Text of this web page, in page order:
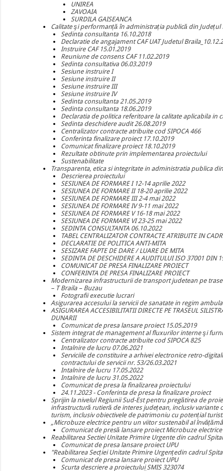
UNIREA
ZAVOAIA
SURDILA GAISEANCA
Calitate şi performanță în administrația publică din Județul
Sedinta consultanta 16.10.2018
Declaratie de angajament CAF UAT Judetul
Instruire CAF 15.01.2019
Reuniune de consens CAF 11.02.2019
Sedinta consultativa 06.03.2019
Sesiune instruire I
Sesiune instruire II
Sesiune instruire III
Sesiune instruire IV
Sedinta consultanta 21.05.2019
Sedinta consultanta 18.06.2019
Declaratia de politica referitoare la calitate aplicabila in
Sedinta deschidere audit 26.08.2019
Centralizator contracte atribuite cod SIPOCA 466
Conferinta finalizare proiect 17.10.2019
Comunicat finalizare proiect 18.10.2019
Rezultate obtinute prin implementarea proiectului
Sustenabilitate
Transparenta, etica si integritate in administratia publica
Descrierea proiectului
SESIUNEA DE FORMARE I 12-14 aprilie 2022
SESIUNEA DE FORMARE II 18-20 aprilie 2022
SESIUNEA DE FORMARE III 2-4 mai 2022
SESIUNEA DE FORMARE IV 9-11 mai 2022
SESIUNEA DE FORMARE V 16-18 mai 2022
SESIUNEA DE FORMARE VI 23-25 mai 2022
SEDINTA CONSULTANTA 06.10.2022
TABEL CENTRALIZATOR CONTRACTE ATRIBUITE IN
DECLARATIE DE POLITICA ANTI-MITA
SESIZARE FAPTE DE DARE / LUARE DE MITA
SEDINTA DE DESCHIDERE A AUDITULUI ISO 37001 DIN
COMUNICAT DE PRESA FINALIZARE PROIECT
CONFERINTA DE PRESA FINALIZARE PROIECT
Modernizarea infrastructurii de transport judetean pe
– T Braila – Buzau
Fotografii executie lucrari
Asigurarea accesului la servicii de sanatate in regim
ASIGURAREA ACCESIBILITATII DIRECTE PE TRASEUL
DUNARII
Comunicat de presa lansare proiect 15.05.2019
Sistem integrat de management al fluxurilor interne şi
Centralizator contracte atribuite cod SIPOCA 825
Intalnire de lucru 07.06.2021
Serviciile de constituire a arhivei electronice retro-
contractului de servicii nr. 53/26.03.2021
Intalnire de lucru 17.05.2022
Intalnire de lucru 31.05.2022
Comunicat de presa la finalizarea proiectului
24.11.2023 - Conferinta de presa la finalizare proiect
Sprijin la nivelul Regiunii Sud-Est pentru pregătirea de
infrastructură rutieră de interes județean, inclusiv
turism, inclusiv obiectivele de patrimoniu cu potențial
„Microbuze electrice pentru un viitor sustenabil al
Comunicat de presă lansare proiect Microbuze
Reabilitarea Sectiei Unitate Primire Urgente din cadrul
Comunicat de presa lansare proiect UPU
"Reabilitarea Secției Unitate Primire Urgențedin cadrul
Comunicat de presa lansare proiect UPU
Scurta descriere a proiectului SMIS 323074